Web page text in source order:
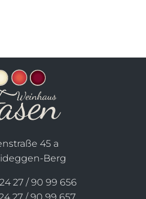
45 a
Berg
27 / 90 99 656
27 / 90 99 657